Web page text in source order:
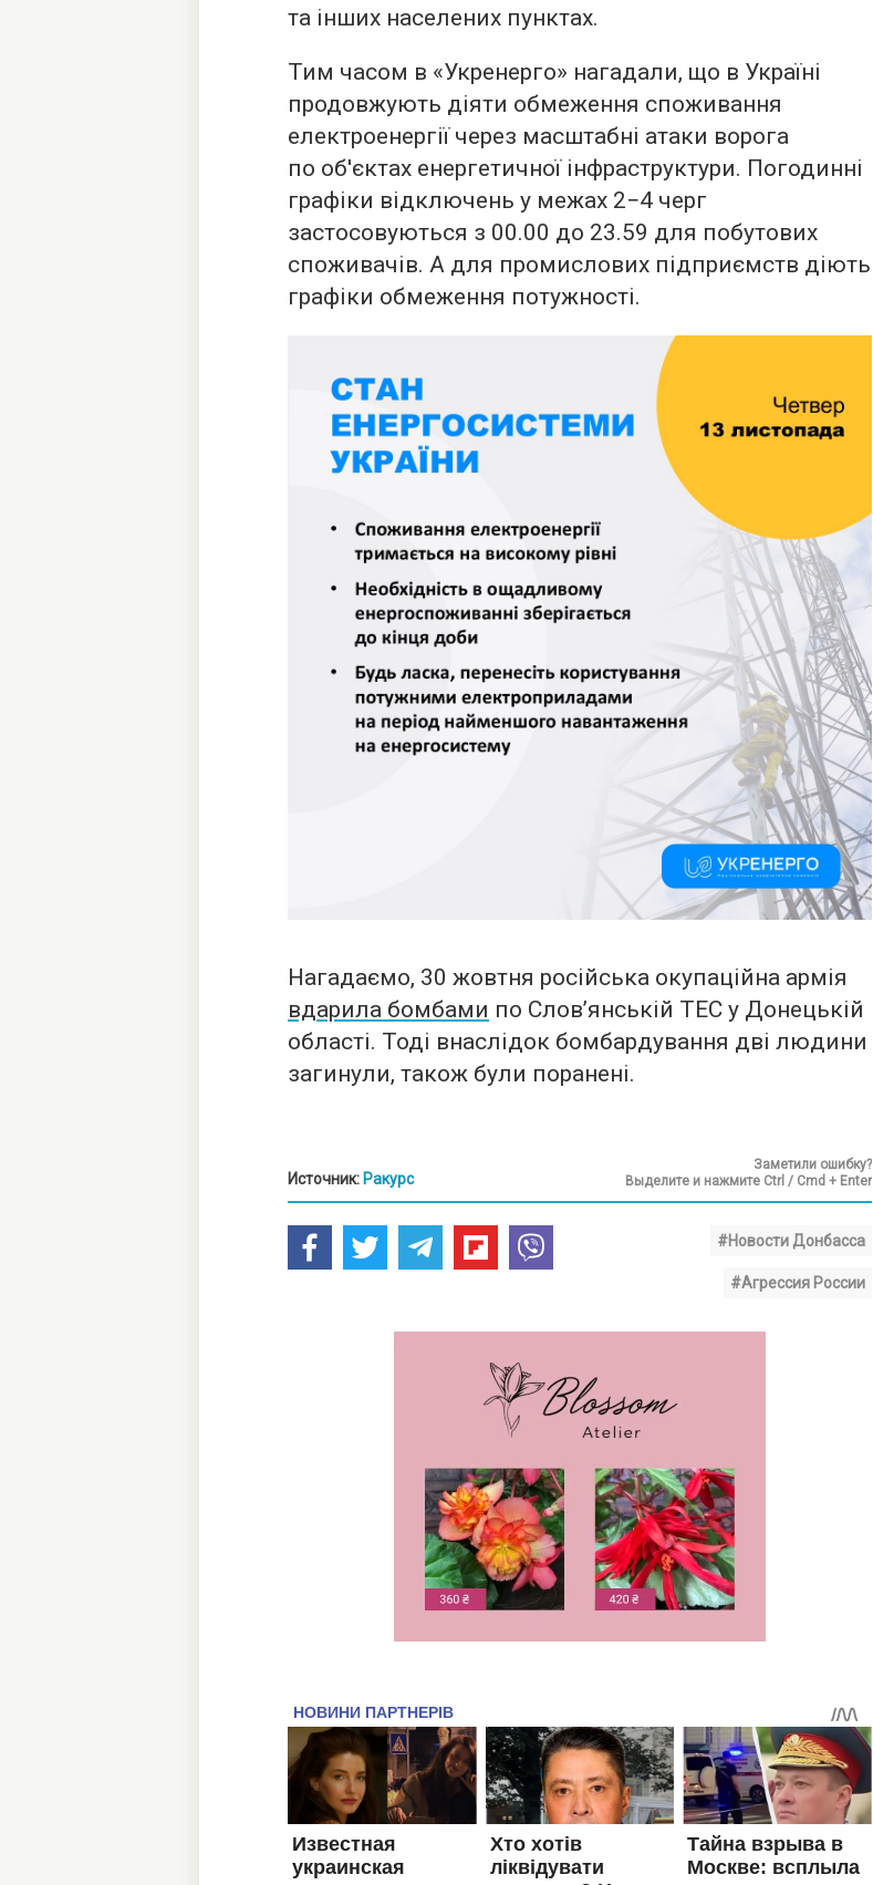
та інших населених пунктах.
Тим часом в «Укренерго» нагадали, що в Україні
продовжують діяти обмеження споживання
електроенергії через масштабні атаки ворога
по об'єктах енергетичної інфраструктури. Погодинні
графіки відключень у межах 2−4 черг
застосовуються з 00.00 до 23.59 для побутових
споживачів. А для промислових підприємств діють
графіки обмеження потужності.
Нагадаємо, 30 жовтня російська окупаційна армія
вдарила бомбами по Слов’янській ТЕС у Донецькій
області. Тоді внаслідок бомбардування дві людини
загинули, також були поранені.
Источник: Ракурс
Заметили ошибку?
Выделите и нажмите Ctrl / Cmd + Enter
#Новости Донбасса
#Агрессия России